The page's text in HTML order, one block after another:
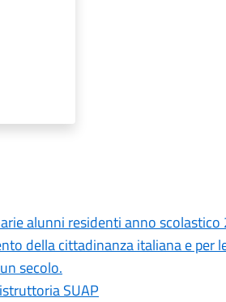
alunni residenti anno
della cittadinanza italiana e per
secolo.
SUAP